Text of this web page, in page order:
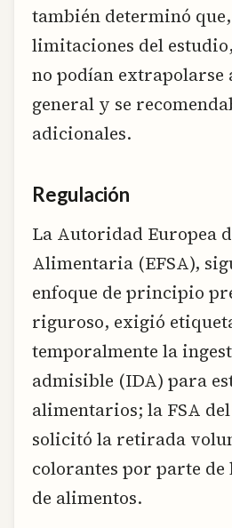
también determinó
limitaciones del
no podían extrapolarse
general y se
adicionales.
Regulación
La Autoridad Europea
Alimentaria (EFSA),
enfoque de principio
riguroso, exigió
temporalmente la
admisible (IDA) para
alimentarios; la FSA
solicitó la retirada
colorantes por parte de
de alimentos.